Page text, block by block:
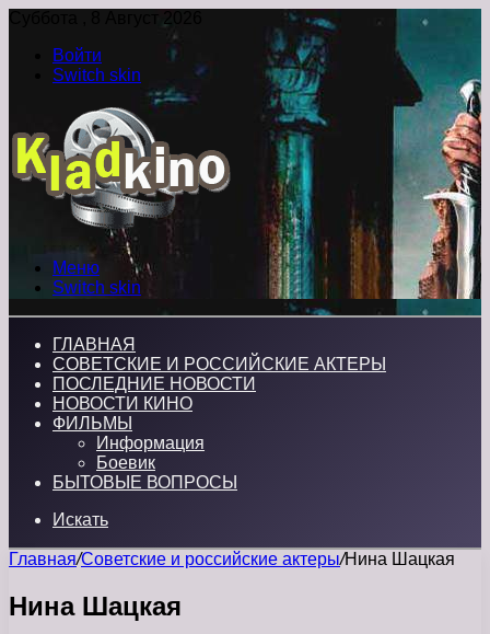
Суббота , 8 Август 2026
Войти
Switch skin
Меню
Switch skin
ГЛАВНАЯ
СОВЕТСКИЕ И РОССИЙСКИЕ АКТЕРЫ
ПОСЛЕДНИЕ НОВОСТИ
НОВОСТИ КИНО
ФИЛЬМЫ
Информация
Боевик
БЫТОВЫЕ ВОПРОСЫ
Искать
Главная/Советские и российские актеры/Нина Шацкая
Нина Шацкая